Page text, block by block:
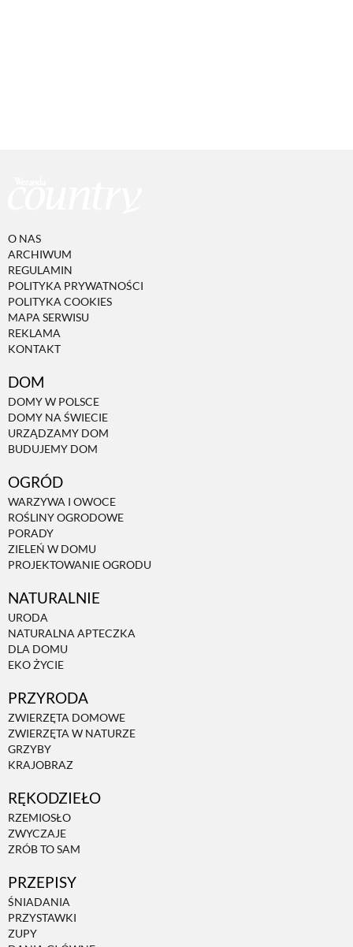
O NAS
ARCHIWUM
REGULAMIN
POLITYKA PRYWATNOŚCI
POLITYKA COOKIES
MAPA SERWISU
REKLAMA
KONTAKT
DOM
DOMY W POLSCE
DOMY NA ŚWIECIE
URZĄDZAMY DOM
BUDUJEMY DOM
OGRÓD
WARZYWA I OWOCE
ROŚLINY OGRODOWE
PORADY
ZIELEŃ W DOMU
PROJEKTOWANIE OGRODU
NATURALNIE
URODA
NATURALNA APTECZKA
DLA DOMU
EKO ŻYCIE
PRZYRODA
ZWIERZĘTA DOMOWE
ZWIERZĘTA W NATURZE
GRZYBY
KRAJOBRAZ
RĘKODZIEŁO
RZEMIOSŁO
ZWYCZAJE
ZRÓB TO SAM
PRZEPISY
ŚNIADANIA
PRZYSTAWKI
ZUPY